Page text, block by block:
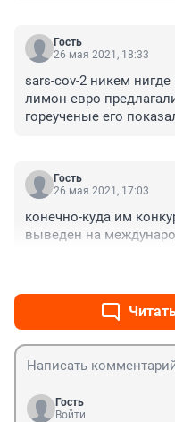
закрыли двери и
Полчаса газовой
грани разбить стекло,
так. Социальная
создать видимость
Гость
26 мая 2021, 18:33
sars-cov-2 никем
лимон евро
гореученые его
Гость
26 мая 2021, 17:03
конечно-куда им
выведен на
Гость
Войти